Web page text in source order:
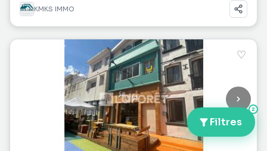
Filtres
2
KMKS IMMO
♡